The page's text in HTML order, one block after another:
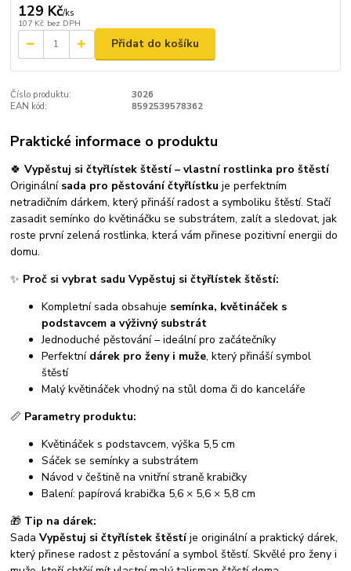
129 Kč/ks
107 Kč bez DPH
Přidat do košíku
Číslo produktu:
3026
EAN kód:
8592539578362
Praktické informace o produktu
🍀Vypěstuj si čtyřlístek štěstí – vlastní rostlinka pro štěstí
Originální sada pro pěstování čtyřlístku je perfektním
netradičním dárkem, který přináší radost a symboliku štěstí. Stačí
zasadit semínko do květináčku se substrátem, zalít a sledovat, jak
roste první zelená rostlinka, která vám přinese pozitivní energii do
domu.
✨ Proč si vybrat sadu Vypěstuj si čtyřlístek štěstí:
Kompletní sada obsahuje semínka, květináček s
podstavcem a výživný substrát
Jednoduché pěstování – ideální pro začátečníky
Perfektní dárek pro ženy i muže, který přináší symbol
štěstí
Malý květináček vhodný na stůl doma či do kanceláře
📏 Parametry produktu:
Květináček s podstavcem, výška 5,5 cm
Sáček se semínky a substrátem
Návod v češtině na vnitřní straně krabičky
Balení: papírová krabička 5,6 × 5,6 × 5,8 cm
🎁 Tip na dárek:
SadaVypěstuj si čtyřlístek štěstíje originální a praktický dárek,
který přinese radost z pěstování a symbol štěstí. Skvělé pro ženy i